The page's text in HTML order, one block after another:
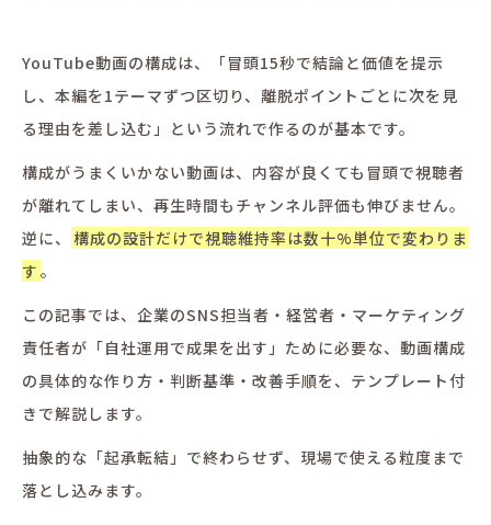
YouTube動画の構成は、「冒頭15秒で結論と価値を提示
し、本編を1テーマずつ区切り、離脱ポイントごとに次を見
る理由を差し込む」という流れで作るのが基本です。
構成がうまくいかない動画は、内容が良くても冒頭で視聴者
が離れてしまい、再生時間もチャンネル評価も伸びません。
逆に、 構成の設計だけで視聴維持率は数十%単位で変わりま
す 。
この記事では、企業のSNS担当者・経営者・マーケティング
責任者が「自社運用で成果を出す」ために必要な、動画構成
の具体的な作り方・判断基準・改善手順を、テンプレート付
きで解説します。
抽象的な「起承転結」で終わらせず、現場で使える粒度まで
落とし込みます。